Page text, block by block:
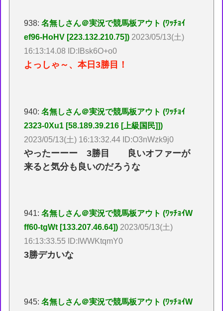
938:名無しさん＠実況で競馬板アウト (ﾜｯﾁｮｲ
ef96-HoHV [223.132.210.75]) 2023/05/13(土)
16:13:14.08 ID:IBsk6O+o0
よっしゃ～、本日3勝目！
940:名無しさん＠実況で競馬板アウト (ﾜｯﾁｮｲ
2323-0Xu1 [58.189.39.216 [上級国民]])
2023/05/13(土) 16:13:32.44 ID:O3nWzk9j0
やったーーー 3勝目 良いオファーが
来ると気分も良いのだろうな
941:名無しさん＠実況で競馬板アウト (ﾜｯﾁｮｲW
ff60-tgWt [133.207.46.64]) 2023/05/13(土)
16:13:33.55 ID:IWWKtqmY0
3勝デカいな
945:名無しさん＠実況で競馬板アウト (ﾜｯﾁｮｲW